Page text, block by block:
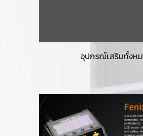
อุปกรณ์เสริมทั้งห